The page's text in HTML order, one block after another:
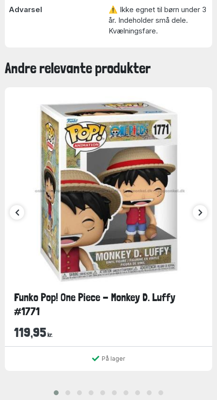
Advarsel
⚠ Ikke egnet til børn under 3
år. Indeholder små dele.
Kvælningsfare.
Andre relevante produkter
Funko Pop! One Piece - Monkey D. Luffy
#1771
119,95 kr.
På lager